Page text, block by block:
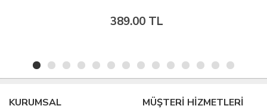
KURUMSAL MÜŞTERİ HİZMETLERİ